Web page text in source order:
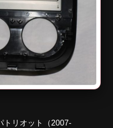
トリオット（2007-